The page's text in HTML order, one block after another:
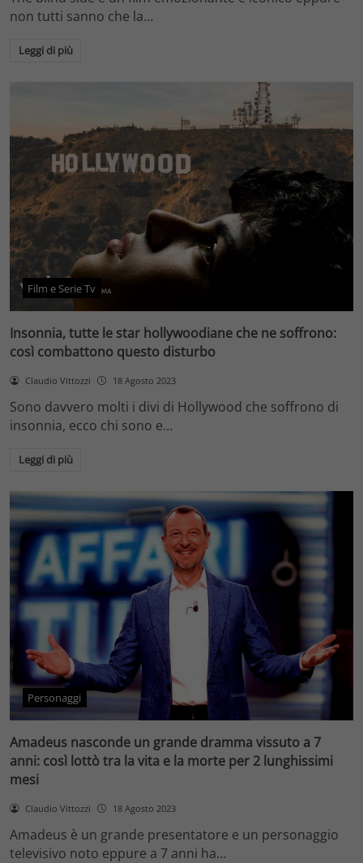
non tutti sanno che la…
Leggi di più
Film e Serie Tv
Insonnia, tutte le star hollywoodiane che ne soffrono:
così combattono questo disturbo
Claudio Vittozzi 18 Agosto 2023
Sono davvero molti i divi di Hollywood che soffrono di
insonnia, ecco chi sono e…
Leggi di più
Personaggi
Amadeus nasconde un grande dramma vissuto a 7
anni: così lottò tra la vita e la morte per 2 lunghissimi
mesi
Claudio Vittozzi 18 Agosto 2023
Amadeus è un grande presentatore e un personaggio
televisivo noto eppure a 7 anni ha…